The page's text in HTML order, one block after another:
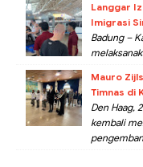
Langgar
Imigrasi
Badung –
Mauro
Timnas di
Den Haag,
kembali